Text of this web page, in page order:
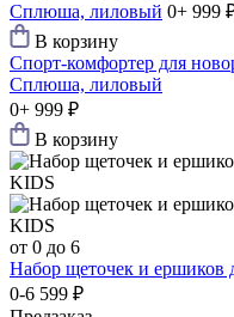
Сплюша, лиловый 0+ 999
В корзину
Cпорт-комфортер для
Сплюша, лиловый
0+ 999 ₽
В корзину
от 0 до 6
Набор щеточек и ершиков
0-6 599 ₽